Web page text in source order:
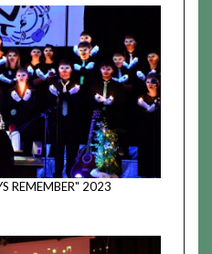
REMEMBER" 2023